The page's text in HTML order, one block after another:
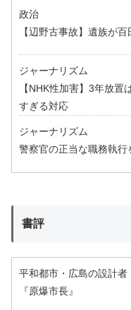
政治
【辺野古事故】遺族が
ジャーナリズム
【NHK性加害】3年放置
すぎる対応
ジャーナリズム
警察官の正当な職務執行
書評
平和都市・広島の設計者
『原爆市長』